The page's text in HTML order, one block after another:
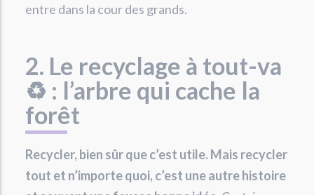
entre dans la cour des grands.
2. Le recyclage à tout-va
♻️ : l’arbre qui cache la
forêt
Recycler, bien sûr que c’est utile. Mais recycler
tout et n’importe quoi, c’est une autre histoire